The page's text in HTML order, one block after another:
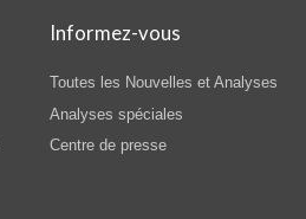
Informez-vous
Toutes les Nouvelles et Analyses
Analyses spéciales
Centre de presse